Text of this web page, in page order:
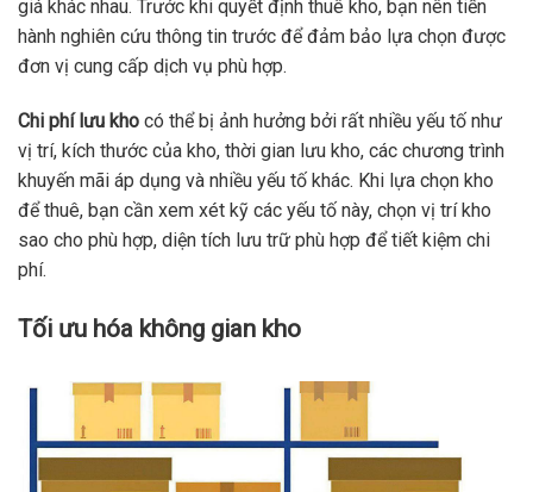
giá khác nhau. Trước khi quyết định thuê kho, bạn nên tiến
hành nghiên cứu thông tin trước để đảm bảo lựa chọn được
đơn vị cung cấp dịch vụ phù hợp.
Chi phí lưu kho có thể bị ảnh hưởng bởi rất nhiều yếu tố như
vị trí, kích thước của kho, thời gian lưu kho, các chương trình
khuyến mãi áp dụng và nhiều yếu tố khác. Khi lựa chọn kho
để thuê, bạn cần xem xét kỹ các yếu tố này, chọn vị trí kho
sao cho phù hợp, diện tích lưu trữ phù hợp để tiết kiệm chi
phí.
Tối ưu hóa không gian kho